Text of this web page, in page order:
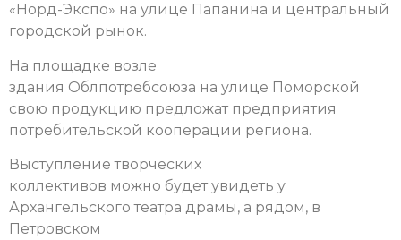
«Норд-Экспо» на улице Папанина и центральный
городской рынок.
На площадке возле
здания Облпотребсоюза на улице Поморской
свою продукцию предложат предприятия
потребительской кооперации региона.
Выступление творческих
коллективов можно будет увидеть у
Архангельского театра драмы, а рядом, в
Петровском